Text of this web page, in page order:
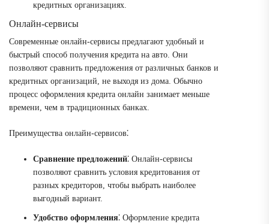
кредитных организациях.
Онлайн-сервисы
Современные онлайн-сервисы предлагают удобный и
быстрый способ получения кредита на авто. Они
позволяют сравнить предложения от различных банков и
кредитных организаций, не выходя из дома. Обычно
процесс оформления кредита онлайн занимает меньше
времени, чем в традиционных банках.
Преимущества онлайн-сервисов⁚
Сравнение предложений⁚ Онлайн-сервисы
позволяют сравнить условия кредитования от
разных кредиторов, чтобы выбрать наиболее
выгодный вариант.
Удобство оформления⁚ Оформление кредита